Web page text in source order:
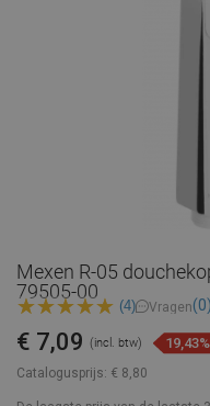
Mexen R-05
79505-00
(4) Vragen(0)
Catalogusprijs: € 8,80
€ 7,09 (incl. btw) 19,43%